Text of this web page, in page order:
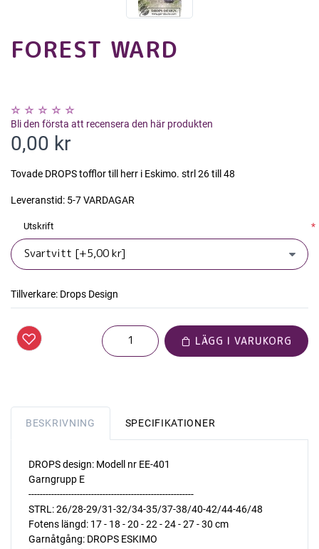
FOREST WARD
Bli den första att recensera den här produkten
0,00 kr
Tovade DROPS tofflor till herr i Eskimo. strl 26 till 48
Leveranstid: 5-7 VARDAGAR
Utskrift *
Tillverkare: Drops Design
LÄGG I VARUKORG
BESKRIVNING SPECIFIKATIONER
DROPS design: Modell nr EE-401
Garngrupp E
----------------------------------------------------------
STRL: 26/28-29/31-32/34-35/37-38/40-42/44-46/48
Fotens längd: 17 - 18 - 20 - 22 - 24 - 27 - 30 cm
Garnåtgång: DROPS ESKIMO